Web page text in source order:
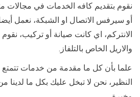
نقوم بتقديم كافه الخدمات في مجالات
أو سيرفس الاتصال او الشبكة، نعمل
الانتركم، اي كانت صيانة أو تركيب،
والاريل الخاص بالتلفاز.
علما بأن كل ما مقدمة من خدمات
النظير، نحن لا تبخل عليك بكل ما لدينا